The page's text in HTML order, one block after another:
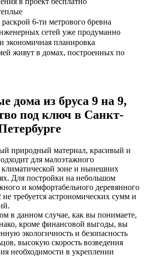
6-ти метрового бревна
сетей уже продуманно
экономичная планировка
живут в домах, построенных по
дома из бруса 9 на 9,
под ключ в Санкт-
природный материал, красивый и
для малоэтажного
климатической зоне и нынешних
Для постройки на небольшом
и комфортабельного деревянного
требуется астрономических сумм и
в данном случае, как вы понимаете,
кроме финансовой выгоды, вы
экологичность и безопасность
высокую скорость возведения
необходимости в укреплении